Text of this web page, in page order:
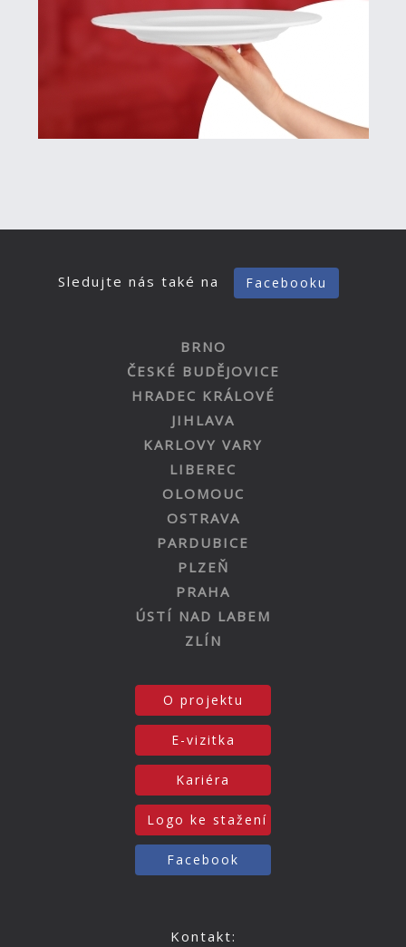
Sledujte nás také na Facebooku
BRNO
ČESKÉ BUDĚJOVICE
HRADEC KRÁLOVÉ
JIHLAVA
KARLOVY VARY
LIBEREC
OLOMOUC
OSTRAVA
PARDUBICE
PLZEŇ
PRAHA
ÚSTÍ NAD LABEM
ZLÍN
O projektu
E-vizitka
Kariéra
Logo ke stažení
Facebook
Kontakt: